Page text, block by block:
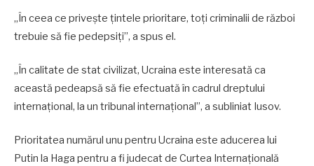
„În ceea ce privește țintele prioritare, toți criminalii de război
trebuie să fie pedepsiți”, a spus el.
„În calitate de stat civilizat, Ucraina este interesată ca
această pedeapsă să fie efectuată în cadrul dreptului
internațional, la un tribunal internațional”, a subliniat Iusov.
Prioritatea numărul unu pentru Ucraina este aducerea lui
Putin la Haga pentru a fi judecat de Curtea Internațională